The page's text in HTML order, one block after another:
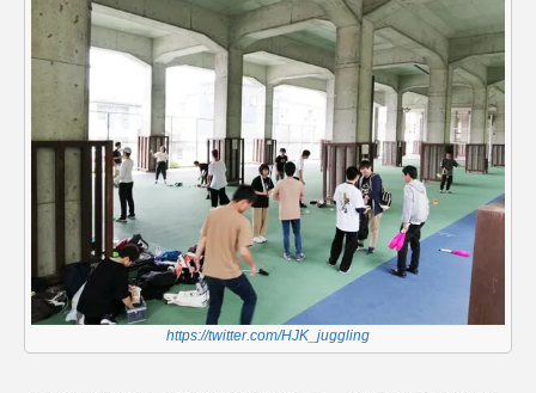
スピニングプレート ピザ回し ポイ
メテオ スタッフ フープ
コンタクトジャグリング マイナージャグリング
https://twitter.com/HJK_juggling